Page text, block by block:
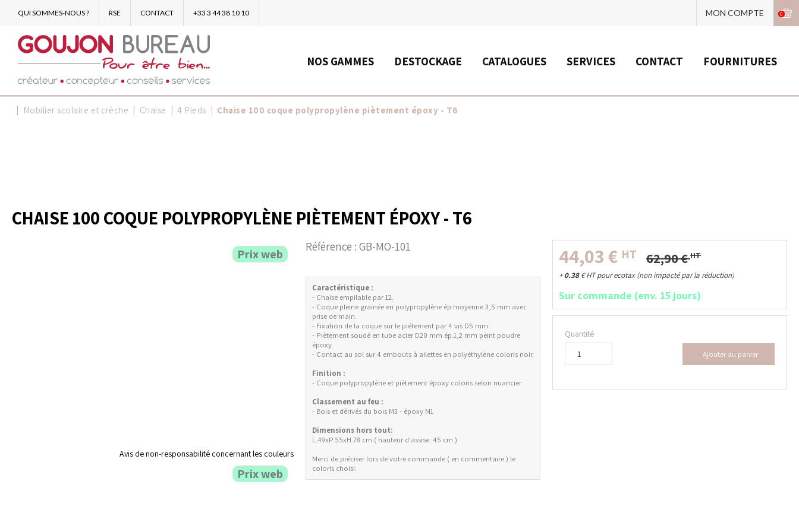
QUI SOMMES-NOUS ? RSE CONTACT +33 3 44 38 10 10 MON COMPTE 0
NOS GAMMES DESTOCKAGE CATALOGUES SERVICES CONTACT FOURNITURES
Mobilier scolaire et crèche Chaise 4 Pieds Chaise 100 coque polypropylène piètement époxy - T6
Prix web
Avis de non-responsabilité concernant les couleurs
Prix web
CHAISE 100 COQUE POLYPROPYLÈNE PIÈTEMENT ÉPOXY - T6
Référence :GB-MO-101
Caractéristique :
- Chaise empilable par 12.
- Coque pleine grainée en polypropylène ép.moyenne 3,5 mm avec
prise de main.
- Fixation de la coque sur le piétement par 4 vis D5 mm.
- Piètement soudé en tube acier D20 mm ép.1,2 mm peint poudre
époxy.
- Contact au sol sur 4 embouts à ailettes en polyéthylène coloris noir.
Finition :
- Coque polypropylène et piètement époxy coloris selon nuancier.
Classement au feu :
- Bois et dérivés du bois M3 - époxy M1
Dimensions hors tout:
L.49xP.55xH.78 cm ( hauteur d'assise: 45 cm ).
Merci de préciser lors de votre commande ( en commentaire ) le
coloris choisi.
62,90€ HT
44,03€ HT
+0.38€HT pour ecotax (non impacté par la réduction)
Sur commande (env. 15 jours)
Quantité
Ajouter au panier